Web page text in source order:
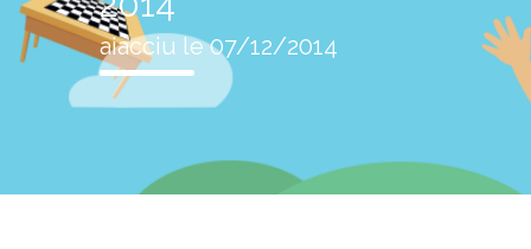
aiacciu le 07/12/2014